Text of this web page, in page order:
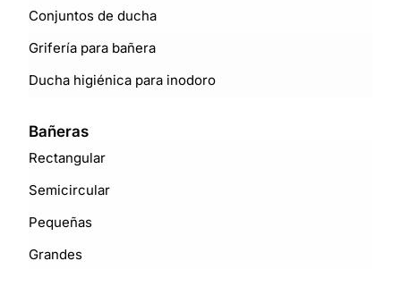
Conjuntos de ducha
Grifería para bañera
Ducha higiénica para inodoro
Bañeras
Rectangular
Semicircular
Pequeñas
Grandes